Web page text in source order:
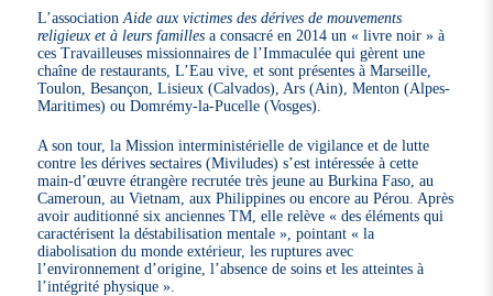
L’associationAide aux victimes des dérives de mouvements
religieux et à leurs familles a consacré en 2014 un « livre noir » à
ces Travailleuses missionnaires de l’Immaculée qui gèrent une
chaîne de restaurants, L’Eau vive, et sont présentes à Marseille,
Toulon, Besançon, Lisieux (Calvados), Ars (Ain), Menton (Alpes-
Maritimes) ou Domrémy-la-Pucelle (Vosges).
A son tour, la Mission interministérielle de vigilance et de lutte
contre les dérives sectaires (Miviludes) s’est intéressée à cette
main-d’œuvre étrangère recrutée très jeune au Burkina Faso, au
Cameroun, au Vietnam, aux Philippines ou encore au Pérou. Après
avoir auditionné six anciennes TM, elle relève « des éléments qui
caractérisent la déstabilisation mentale », pointant « la
diabolisation du monde extérieur, les ruptures avec
l’environnement d’origine, l’absence de soins et les atteintes à
l’intégrité physique ».